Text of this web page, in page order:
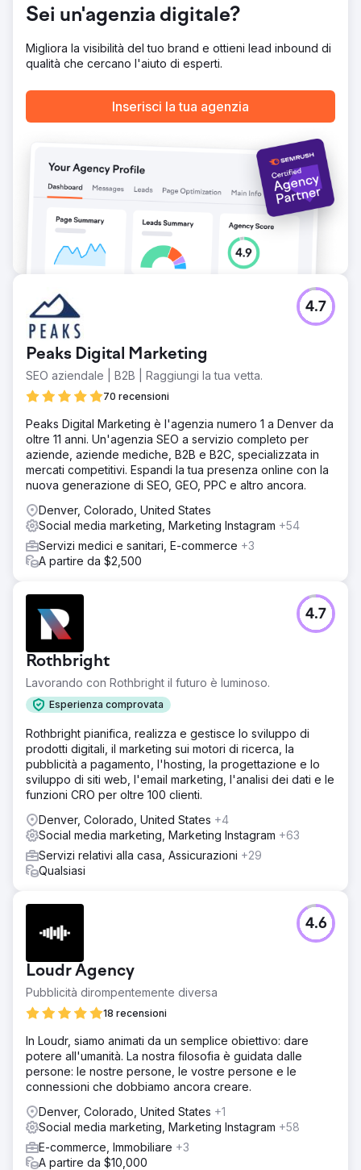
Vai alla pagina agenzia
Sei un'agenzia digitale?
Migliora la visibilità del tuo brand e ottieni lead inbound di
qualità che cercano l'aiuto di esperti.
Inserisci la tua agenzia
Peaks Digital Marketing
SEO aziendale | B2B | Raggiungi la tua vetta.
70 recensioni
4.7
Peaks Digital Marketing è l'agenzia numero 1 a Denver da
oltre 11 anni. Un'agenzia SEO a servizio completo per
aziende, aziende mediche, B2B e B2C, specializzata in
mercati competitivi. Espandi la tua presenza online con la
nuova generazione di SEO, GEO, PPC e altro ancora.
Denver, Colorado, United States
Social media marketing, Marketing Instagram +54
Servizi medici e sanitari, E-commerce +3
A partire da $2,500
Rothbright
Lavorando con Rothbright il futuro è luminoso.
Esperienza comprovata
4.7
Rothbright pianifica, realizza e gestisce lo sviluppo di
prodotti digitali, il marketing sui motori di ricerca, la
pubblicità a pagamento, l'hosting, la progettazione e lo
sviluppo di siti web, l'email marketing, l'analisi dei dati e le
funzioni CRO per oltre 100 clienti.
Denver, Colorado, United States +4
Social media marketing, Marketing Instagram +63
Servizi relativi alla casa, Assicurazioni +29
Qualsiasi
Loudr Agency
Pubblicità dirompentemente diversa
18 recensioni
4.6
In Loudr, siamo animati da un semplice obiettivo: dare
potere all'umanità. La nostra filosofia è guidata dalle
persone: le nostre persone, le vostre persone e le
connessioni che dobbiamo ancora creare.
Denver, Colorado, United States +1
Social media marketing, Marketing Instagram +58
E-commerce, Immobiliare +3
A partire da $10,000